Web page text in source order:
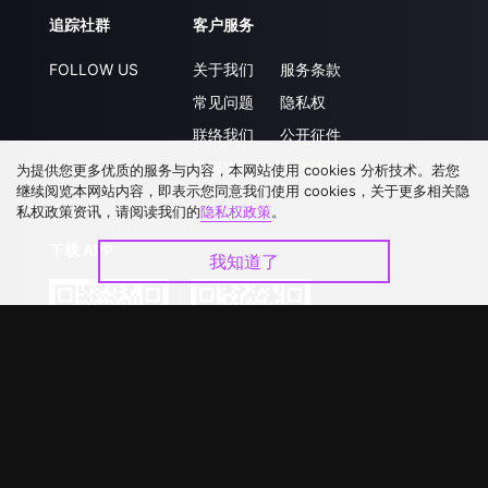
追踪社群
FOLLOW US
客户服务
关于我们
常见问题
联络我们
升级VIP
服务条款
隐私权
公开征件
合作洽談
为提供您更多优质的服务与内容，本网站使用 cookies 分析技术。若您
继续阅览本网站内容，即表示您同意我们使用 cookies，关于更多相关隐
私权政策资讯，请阅读我们的隐私权政策。
我知道了